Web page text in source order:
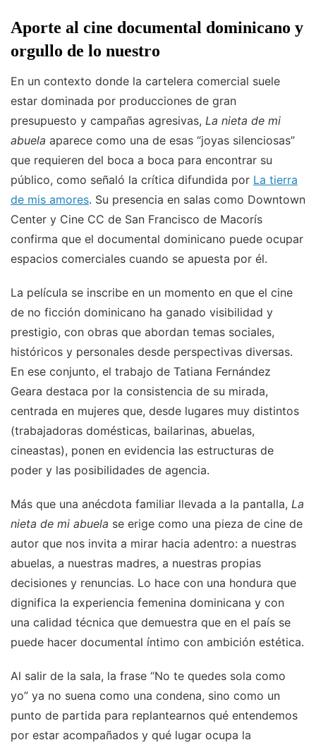
Aporte al cine documental dominicano y
orgullo de lo nuestro
En un contexto donde la cartelera comercial suele
estar dominada por producciones de gran
presupuesto y campañas agresivas, La nieta de mi
abuela aparece como una de esas “joyas silenciosas”
que requieren del boca a boca para encontrar su
público, como señaló la crítica difundida por La tierra
de mis amores. Su presencia en salas como Downtown
Center y Cine CC de San Francisco de Macorís
confirma que el documental dominicano puede ocupar
espacios comerciales cuando se apuesta por él.
La película se inscribe en un momento en que el cine
de no ficción dominicano ha ganado visibilidad y
prestigio, con obras que abordan temas sociales,
históricos y personales desde perspectivas diversas.
En ese conjunto, el trabajo de Tatiana Fernández
Geara destaca por la consistencia de su mirada,
centrada en mujeres que, desde lugares muy distintos
(trabajadoras domésticas, bailarinas, abuelas,
cineastas), ponen en evidencia las estructuras de
poder y las posibilidades de agencia.
Más que una anécdota familiar llevada a la pantalla, La
nieta de mi abuela se erige como una pieza de cine de
autor que nos invita a mirar hacia adentro: a nuestras
abuelas, a nuestras madres, a nuestras propias
decisiones y renuncias. Lo hace con una hondura que
dignifica la experiencia femenina dominicana y con
una calidad técnica que demuestra que en el país se
puede hacer documental íntimo con ambición estética.
Al salir de la sala, la frase “No te quedes sola como
yo” ya no suena como una condena, sino como un
punto de partida para replantearnos qué entendemos
por estar acompañados y qué lugar ocupa la